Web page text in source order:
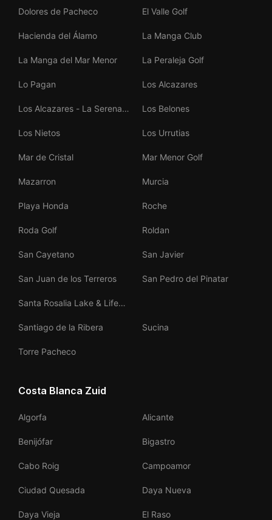
Dolores de Pacheco El Valle Golf
Hacienda del Álamo La Manga Club
La Manga del Mar Menor La Peraleja Golf
Lo Pagan Los Alcazares
Los Alcazares - La Serena
Los Belones
Los Nietos Los Urrutias
Mar de Cristal Mar Menor Golf
Mazarron Murcia
Playa Honda Roche
Roda Golf Roldan
San Cayetano San Javier
San Juan de los Terreros San Pedro del Pinatar
Santa Rosalia Lake & Life
Santiago de la Ribera
Sucina
Torre Pacheco
Costa Blanca Zuid
Algorfa Alicante
Benijófar Bigastro
Cabo Roig Campoamor
Ciudad Quesada Daya Nueva
Daya Vieja El Raso